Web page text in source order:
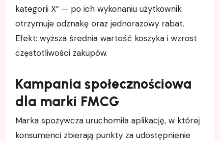
kategorii X” — po ich wykonaniu użytkownik
otrzymuje odznakę oraz jednorazowy rabat.
Efekt: wyższa średnia wartość koszyka i wzrost
częstotliwości zakupów.
Kampania społecznościowa
dla marki FMCG
Marka spożywcza uruchomiła aplikację, w której
konsumenci zbierają punkty za udostępnienie